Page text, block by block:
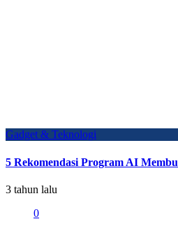
Gadget & Teknologi
5 Rekomendasi Program AI
3 tahun lalu
0